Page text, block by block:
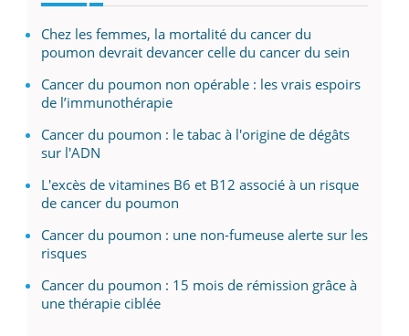
Chez les femmes, la mortalité du cancer du
poumon devrait devancer celle du cancer du sein
Cancer du poumon non opérable : les vrais espoirs
de l’immunothérapie
Cancer du poumon : le tabac à l'origine de dégâts
sur l'ADN
L'excès de vitamines B6 et B12 associé à un risque
de cancer du poumon
Cancer du poumon : une non-fumeuse alerte sur les
risques
Cancer du poumon : 15 mois de rémission grâce à
une thérapie ciblée